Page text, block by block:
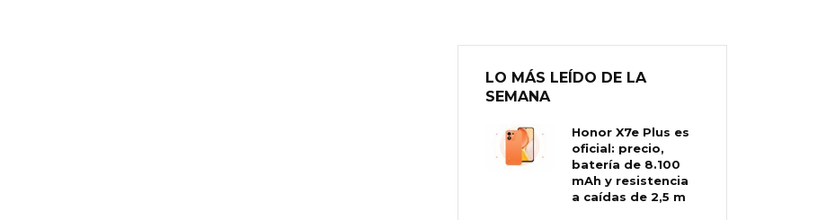
LO MÁS LEÍDO DE LA
SEMANA
Honor X7e Plus es
oficial: precio,
batería de 8.100
mAh y resistencia
a caídas de 2,5 m